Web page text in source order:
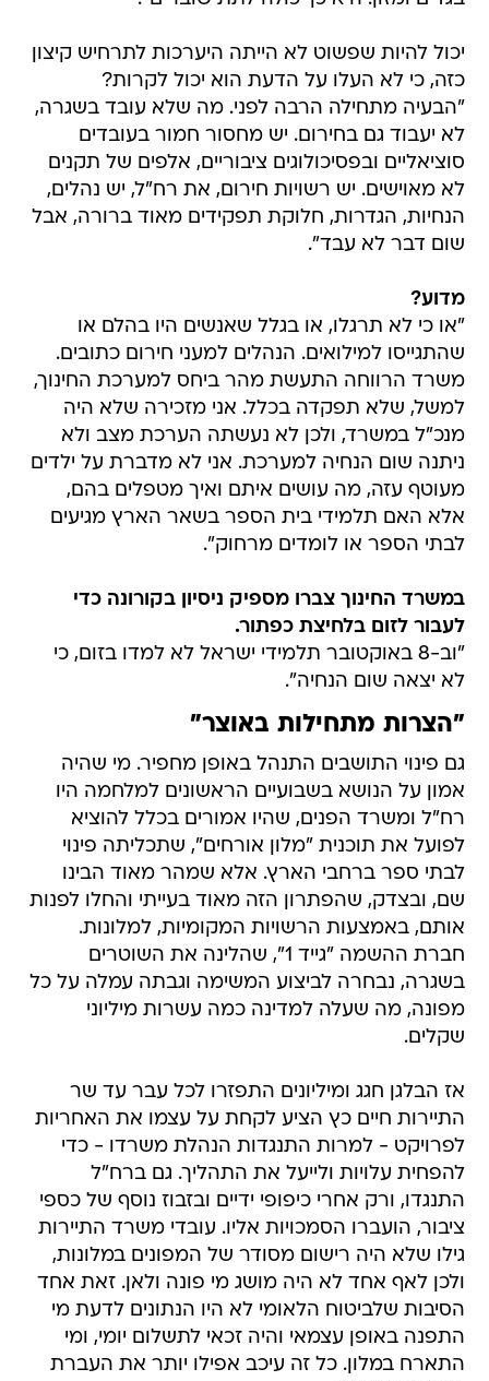
יכול להיות שפשוט לא הייתה היערכות לתרחיש קיצון
כזה, כי לא העלו על הדעת הוא יכול לקרות?
"הבעיה מתחילה הרבה לפני. מה שלא עובד בשגרה,
לא יעבוד גם בחירום. יש מחסור חמור בעובדים
סוציאליים ובפסיכולוגים ציבוריים, אלפים של תקנים
לא מאוישים. יש רשויות חירום, את רח"ל, יש נהלים,
הנחיות, הגדרות, חלוקת תפקידים מאוד ברורה, אבל
שום דבר לא עבד".
מדוע?
"או כי לא תרגלו, או בגלל שאנשים היו בהלם או
שהתגייסו למילואים. הנהלים למעני חירום כתובים.
משרד הרווחה התעשת מהר ביחס למערכת החינוך,
למשל, שלא תפקדה בכלל. אני מזכירה שלא היה
מנכ"ל במשרד, ולכן לא נעשתה הערכת מצב ולא
ניתנה שום הנחיה למערכת. אני לא מדברת על ילדים
מעוטף עזה, מה עושים איתם ואיך מטפלים בהם,
אלא האם תלמידי בית הספר בשאר הארץ מגיעים
לבתי הספר או לומדים מרחוק".
במשרד החינוך צברו מספיק ניסיון בקורונה כדי
לעבור לזום בלחיצת כפתור.
"וב-8 באוקטובר תלמידי ישראל לא למדו בזום, כי
לא יצאה שום הנחיה".
"הצרות מתחילות באוצר"
גם פינוי התושבים התנהל באופן מחפיר. מי שהיה
אמון על הנושא בשבועיים הראשונים למלחמה היו
רח"ל ומשרד הפנים, שהיו אמורים בכלל להוציא
לפועל את תוכנית "מלון אורחים", שתכליתה פינוי
לבתי ספר ברחבי הארץ. אלא שמהר מאוד הבינו
שם, ובצדק, שהפתרון הזה מאוד בעייתי והחלו לפנות
אותם, באמצעות הרשויות המקומיות, למלונות.
חברת ההשמה "גייד 1", שהלינה את השוטרים
בשגרה, נבחרה לביצוע המשימה וגבתה עמלה על כל
מפונה, מה שעלה למדינה כמה עשרות מיליוני
שקלים.
אז הבלגן חגג ומיליונים התפזרו לכל עבר עד שר
התיירות חיים כץ הציע לקחת על עצמו את האחריות
לפרויקט - למרות התנגדות הנהלת משרדו - כדי
להפחית עלויות ולייעל את התהליך. גם ברח"ל
התנגדו, ורק אחרי כיפופי ידיים ובזבוז נוסף של כספי
ציבור, הועברו הסמכויות אליו. עובדי משרד התיירות
גילו שלא היה רישום מסודר של המפונים במלונות,
ולכן לאף אחד לא היה מושג מי פונה ולאן. זאת אחד
הסיבות שלביטוח הלאומי לא היו הנתונים לדעת מי
התפנה באופן עצמאי והיה זכאי לתשלום יומי, ומי
התארח במלון. כל זה עיכב אפילו יותר את העברת